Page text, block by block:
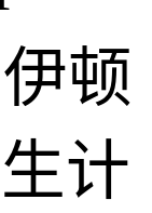
顿
计